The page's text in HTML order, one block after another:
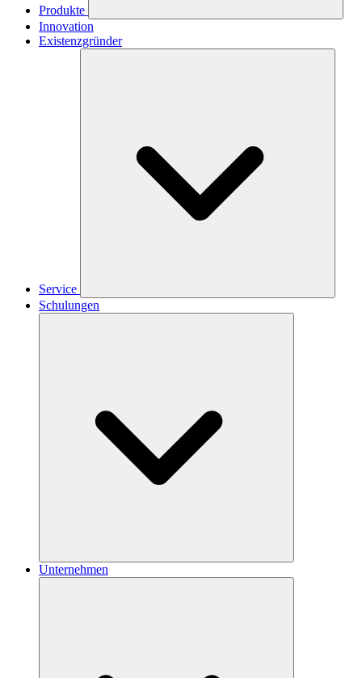
Produkte
Innovation
Existenzgründer
Service
Schulungen
Unternehmen